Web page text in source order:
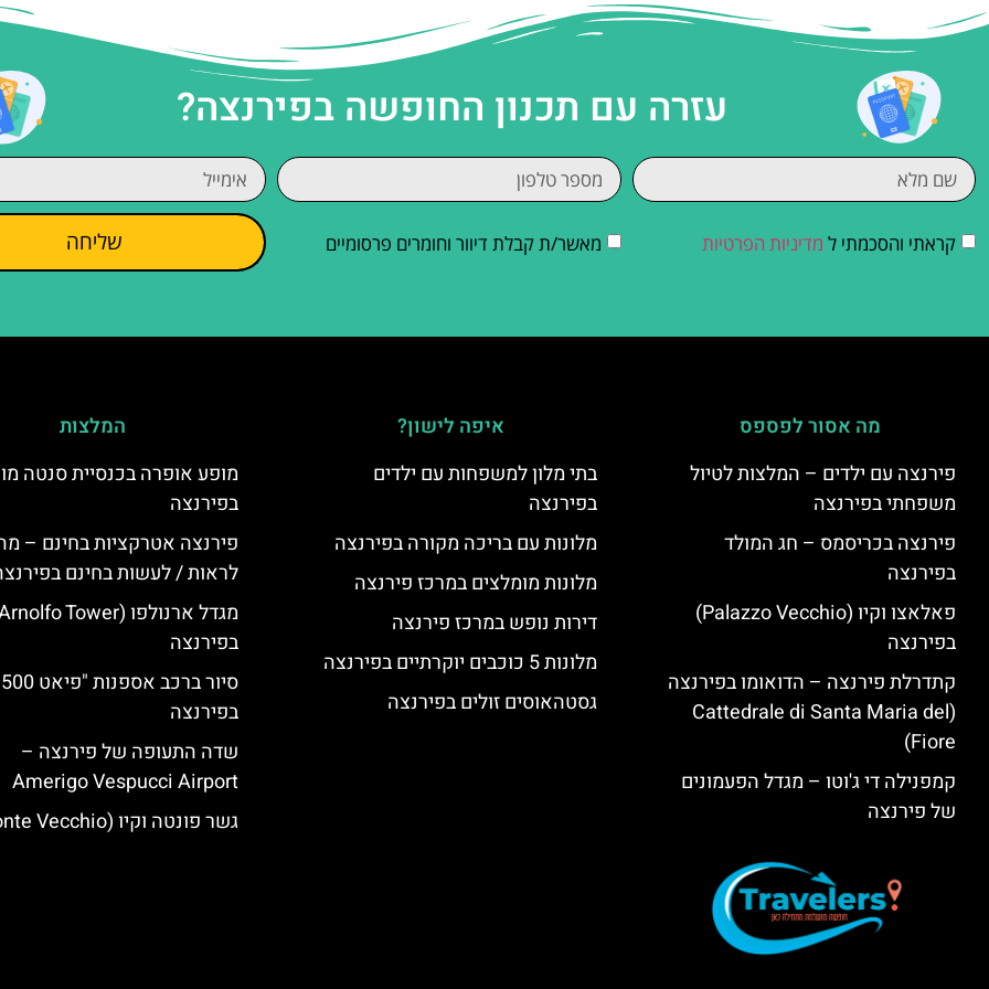
עזרה עם תכנון החופשה בפירנצה?
קראתי והסכמתי ל מדיניות הפרטיות מאשר/ת קבלת דיוור וחומרים פרסומיים שליחה
מה אסור לפספס
פירנצה עם ילדים – המלצות לטיול
משפחתי בפירנצה
פירנצה בכריסמס – חג המולד
בפירנצה
פאלאצו וקיו (Palazzo Vecchio)
בפירנצה
קתדרלת פירנצה – הדואומו בפירנצה
(Cattedrale di Santa Maria del
Fiore)
קמפנילה די ג'וטו – מגדל הפעמונים
של פירנצה
איפה לישון?
בתי מלון למשפחות עם ילדים
בפירנצה
מלונות עם בריכה מקורה בפירנצה
מלונות מומלצים במרכז פירנצה
דירות נופש במרכז פירנצה
מלונות 5 כוכבים יוקרתיים בפירנצה
גסטהאוסים זולים בפירנצה
המלצות
מופע אופרה בכנסיית סנטה
בפירנצה
פירנצה אטרקציות בחינם –
לראות / לעשות בחינם
בפירנצה
בפירנצה
שדה התעופה של פירנצה –
Amerigo Vespucci Airport
גשר פונטה וקיו (Ponte Vecchio)